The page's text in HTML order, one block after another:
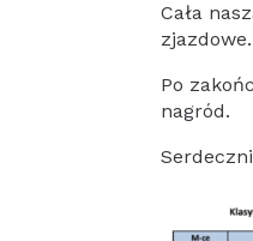
Cała
zjazdowe.
Po
nagród.